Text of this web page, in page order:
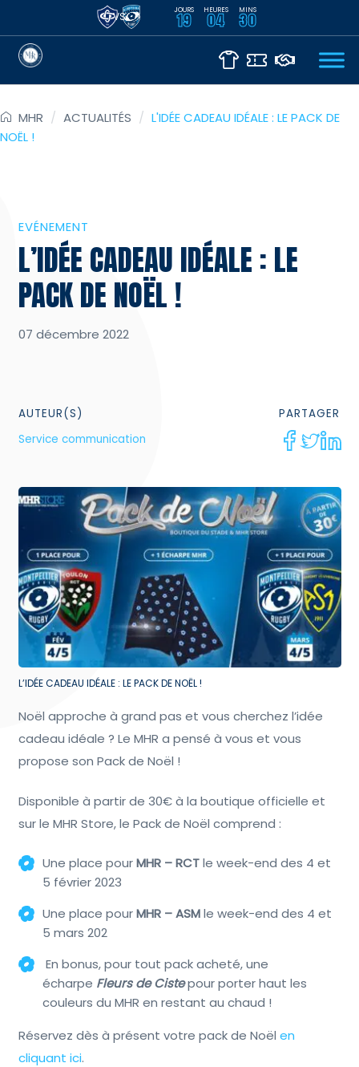
VS JOURS
19 HEURES
04 MINS
30
MHR / ACTUALITÉS / L'IDÉE CADEAU IDÉALE : LE PACK DE
NOËL !
EVÉNEMENT
L’IDÉE CADEAU IDÉALE : LE
PACK DE NOËL !
07 décembre 2022
AUTEUR(S)
Service communication
PARTAGER
L’IDÉE CADEAU IDÉALE : LE PACK DE NOËL !
Noël approche à grand pas et vous cherchez l’idée
cadeau idéale ? Le MHR a pensé à vous et vous
propose son Pack de Noël !
Disponible à partir de 30€ à la boutique officielle et
sur le MHR Store, le Pack de Noël comprend :
Une place pourMHR – RCTle week-end des 4 et
5 février 2023
Une place pourMHR – ASMle week-end des 4 et
5 mars 202
En bonus, pour tout pack acheté, une
écharpe Fleurs de Cistepour porter haut les
couleurs du MHR en restant au chaud !
Réservez dès à présent votre pack de Noël en
cliquant ici.